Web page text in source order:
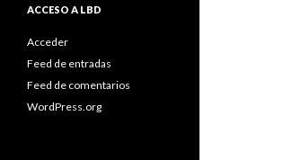
ACCESO A LBD
Acceder
Feed de entradas
Feed de comentarios
WordPress.org